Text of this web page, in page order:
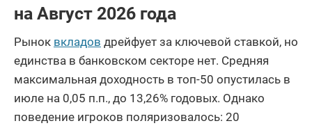
на Август 2026 года
Рынок вкладов дрейфует за ключевой ставкой, но
единства в банковском секторе нет. Средняя
максимальная доходность в топ-50 опустилась в
июле на 0,05 п.п., до 13,26% годовых. Однако
поведение игроков поляризовалось: 20